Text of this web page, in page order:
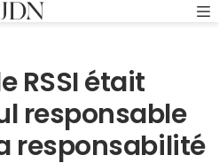
RSSI était
responsable
responsabilité